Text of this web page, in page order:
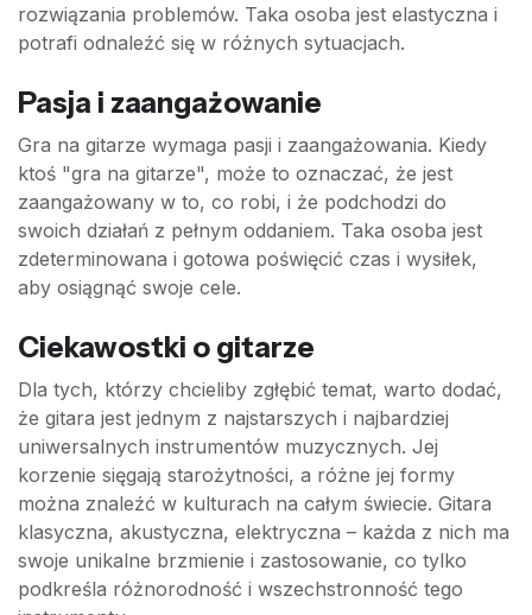
rozwiązania problemów. Taka osoba jest elastyczna i
potrafi odnaleźć się w różnych sytuacjach.
Pasja i zaangażowanie
Gra na gitarze wymaga pasji i zaangażowania. Kiedy
ktoś "gra na gitarze", może to oznaczać, że jest
zaangażowany w to, co robi, i że podchodzi do
swoich działań z pełnym oddaniem. Taka osoba jest
zdeterminowana i gotowa poświęcić czas i wysiłek,
aby osiągnąć swoje cele.
Ciekawostki o gitarze
Dla tych, którzy chcieliby zgłębić temat, warto dodać,
że gitara jest jednym z najstarszych i najbardziej
uniwersalnych instrumentów muzycznych. Jej
korzenie sięgają starożytności, a różne jej formy
można znaleźć w kulturach na całym świecie. Gitara
klasyczna, akustyczna, elektryczna – każda z nich ma
swoje unikalne brzmienie i zastosowanie, co tylko
podkreśla różnorodność i wszechstronność tego